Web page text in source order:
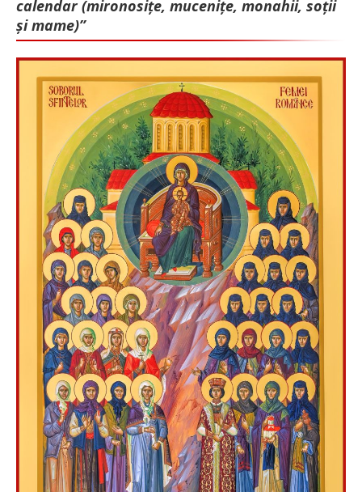
calendar (mironosițe, mu­cenițe, monahii, soții
și mame)”